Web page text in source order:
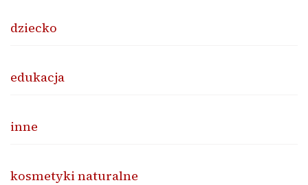
dziecko
edukacja
inne
kosmetyki naturalne